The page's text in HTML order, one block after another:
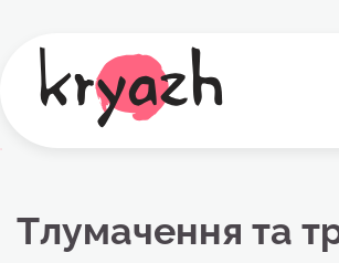
вмісту
Тлумачення та